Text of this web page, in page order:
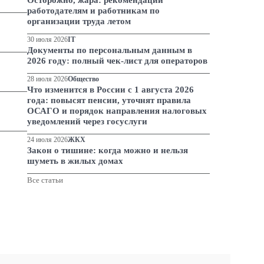
устанавливать должности муниципальной
исполнения полномочий лица,
(управляющего делами) администрации
что не являются муниципальными служащими
члены избирательных комиссий
глава муниципального образования,
муниципальную должность. В таких
обеспечения полномочий лица, замещающего
должность главы местной администрации по
уставом муниципального образования
Республики Бурятия должность руководителя
работодателям и работникам по
организации труда летом
30 июля 2026IT
Документы по персональным данным в
2026 году: полный чек-лист для операторов
28 июля 2026Общество
Что изменится в России с 1 августа 2026
года: повысят пенсии, уточнят правила
ОСАГО и порядок направления налоговых
уведомлений через госуслуги
24 июля 2026ЖКХ
Закон о тишине: когда можно и нельзя
шуметь в жилых домах
Все статьи